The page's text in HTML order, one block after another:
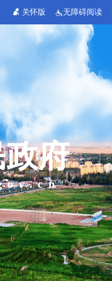
关怀版 无障碍阅读
府